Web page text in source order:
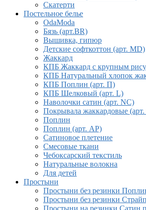
Скатерти
Постельное белье
OdaModa
Бязь (арт.BR)
Вышивка, гипюр
Детские софткоттон (арт. MD)
Жаккард
КПБ Жаккард с крупным
КПБ Натуральный хлопок
КПБ Поплин (арт. П)
КПБ Шелковый (арт. L)
Наволочки сатин (арт. NC)
Покрывала жаккардовые
Поплин
Поплин (арт. AP)
Сатиновое плетение
Смесовые ткани
Чебоксарский текстиль
Натуральные волокна
Для детей
Простыни
Простыни без резинки
Простыни без резинки
Простыни на резинки Сатин